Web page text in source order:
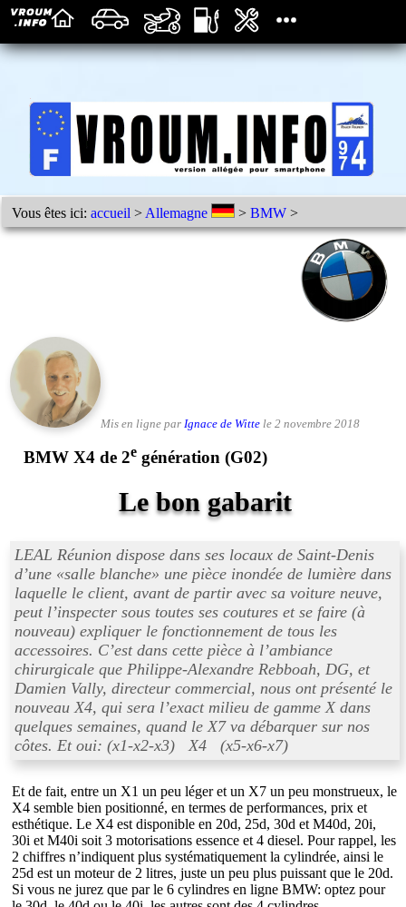
Vous êtes ici:accueil > Allemagne >BMW >
Mis en ligne par Ignace de Witte le 2 novembre 2018
BMW X4 de 2e génération (G02)
Le bon gabarit
LEAL Réunion dispose dans ses locaux de Saint-Denis
d’une «salle blanche» une pièce inondée de lumière dans
laquelle le client, avant de partir avec sa voiture neuve,
peut l’inspecter sous toutes ses coutures et se faire (à
nouveau) expliquer le fonctionnement de tous les
accessoires. C’est dans cette pièce à l’ambiance
chirurgicale que Philippe-Alexandre Rebboah, DG, et
Damien Vally, directeur commercial, nous ont présenté le
nouveau X4, qui sera l’exact milieu de gamme X dans
quelques semaines, quand le X7 va débarquer sur nos
côtes. Et oui: (x1-x2-x3) X4 (x5-x6-x7)
Et de fait, entre un X1 un peu léger et un X7 un peu monstrueux, le
X4 semble bien positionné, en termes de performances, prix et
esthétique. Le X4 est disponible en 20d, 25d, 30d et M40d, 20i,
30i et M40i soit 3 motorisations essence et 4 diesel. Pour rappel, les
2 chiffres n’indiquent plus systématiquement la cylindrée, ainsi le
25d est un moteur de 2 litres, juste un peu plus puissant que le 20d.
Si vous ne jurez que par le 6 cylindres en ligne BMW: optez pour